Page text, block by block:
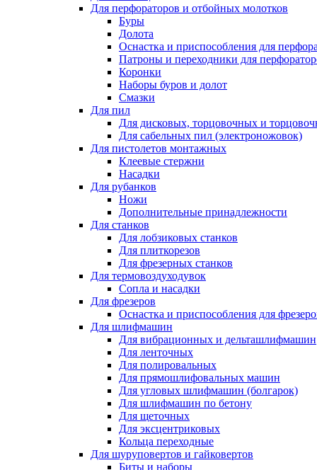
Для перфораторов и отбойных молотков
Буры
Долота
Оснастка и приспособления для
Патроны и переходники для
Коронки
Наборы буров и долот
Смазки
Для пил
Для дисковых, торцовочных и
Для сабельных пил (электроножовок)
Для пистолетов монтажных
Клеевые стержни
Насадки
Для рубанков
Ножи
Дополнительные принадлежности
Для станков
Для лобзиковых станков
Для плиткорезов
Для фрезерных станков
Для термовоздуходувок
Сопла и насадки
Для фрезеров
Оснастка и приспособления для
Для шлифмашин
Для вибрационных и дельташлифмашин
Для ленточных
Для полировальных
Для прямошлифовальных машин
Для угловых шлифмашин (болгарок)
Для шлифмашин по бетону
Для щеточных
Для эксцентриковых
Кольца переходные
Для шуруповертов и гайковертов
Биты и наборы